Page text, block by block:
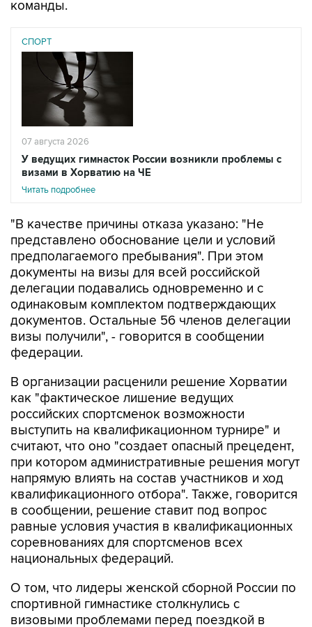
СПОРТ
07 августа 2026
У ведущих гимнасток России возникли проблемы с
визами в Хорватию на ЧЕ
Читать подробнее
"В качестве причины отказа указано: "Не
предполагаемого пребывания". При этом
документы на визы для всей российской
делегации подавались одновременно и с
одинаковым комплектом подтверждающих
документов. Остальные 56 членов делегации
визы получили", - говорится в сообщении
федерации.
В организации расценили решение Хорватии
российских спортсменок возможности
выступить на квалификационном турнире" и
считают, что оно "создает опасный прецедент,
при котором административные решения могут
напрямую влиять на состав участников и ход
квалификационного отбора". Также, говорится
в сообщении, решение ставит под вопрос
равные условия участия в квалификационных
соревнованиях для спортсменов всех
национальных федераций.
О том, что лидеры женской сборной России по
визовыми проблемами перед поездкой в
Хорватию, сообщалось ранее.